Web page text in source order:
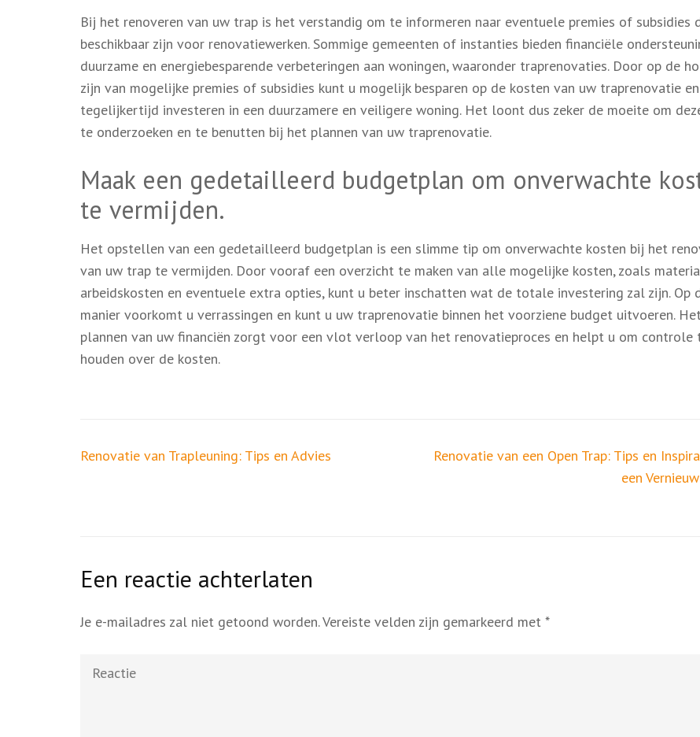
Bij het renoveren van uw trap is het verstandig om te informeren naar eventuele premies of subsidies
beschikbaar zijn voor renovatiewerken. Sommige gemeenten of instanties bieden financiële
duurzame en energiebesparende verbeteringen aan woningen, waaronder traprenovaties. Door op de
zijn van mogelijke premies of subsidies kunt u mogelijk besparen op de kosten van uw traprenovatie en
tegelijkertijd investeren in een duurzamere en veiligere woning. Het loont dus zeker de moeite om
te onderzoeken en te benutten bij het plannen van uw traprenovatie.
Maak een gedetailleerd budgetplan om onverwachte
te vermijden.
Het opstellen van een gedetailleerd budgetplan is een slimme tip om onverwachte kosten bij het
van uw trap te vermijden. Door vooraf een overzicht te maken van alle mogelijke kosten, zoals
arbeidskosten en eventuele extra opties, kunt u beter inschatten wat de totale investering zal zijn. Op
manier voorkomt u verrassingen en kunt u uw traprenovatie binnen het voorziene budget uitvoeren.
plannen van uw financiën zorgt voor een vlot verloop van het renovatieproces en helpt u om controle
houden over de kosten.
Berichtnavigatie
Renovatie van Trapleuning: Tips en Advies
Renovatie van een Open Trap: Tips en
een
Een reactie achterlaten
Je e-mailadres zal niet getoond worden.Vereiste velden zijn gemarkeerd met *
Reactie